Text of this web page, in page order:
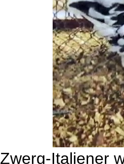
Zwerg-Italiener